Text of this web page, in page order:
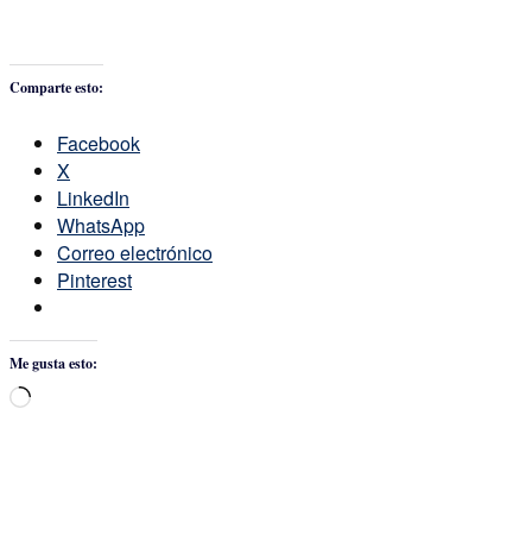
Comparte esto:
Facebook
X
LinkedIn
WhatsApp
Correo electrónico
Pinterest
Me gusta esto:
Cargando...